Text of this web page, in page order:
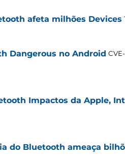
afeta milhões Devices
Dangerous no Android
Impactos da Apple,
do Bluetooth ameaça